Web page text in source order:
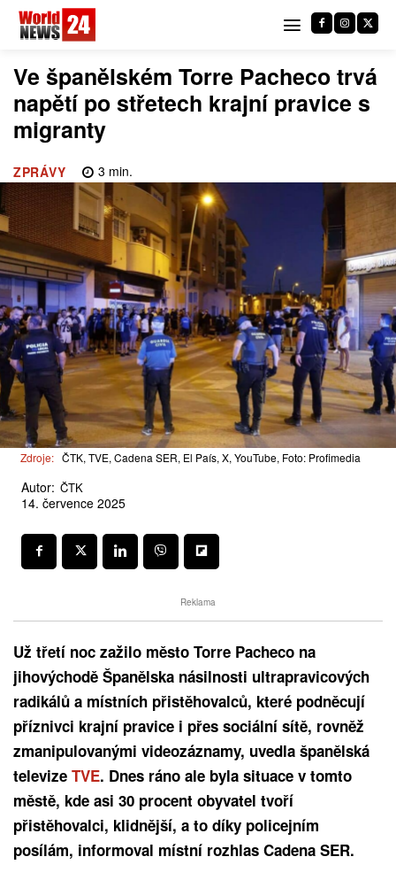
Ve španělském Torre Pacheco trvá
napětí po střetech krajní pravice s
migranty
ZPRÁVY 3 min.
Zdroje: ČTK, TVE, Cadena SER, El País, X, YouTube, Foto: Profimedia
Autor: ČTK
14. července 2025
Reklama
Už třetí noc zažilo město Torre Pacheco na
jihovýchodě Španělska násilnosti ultrapravicových
radikálů a místních přistěhovalců, které podněcují
příznivci krajní pravice i přes sociální sítě, rovněž
zmanipulovanými videozáznamy, uvedla španělská
televize TVE. Dnes ráno ale byla situace v tomto
městě, kde asi 30 procent obyvatel tvoří
přistěhovalci, klidnější, a to díky policejním
posílám, informoval místní rozhlas Cadena SER.